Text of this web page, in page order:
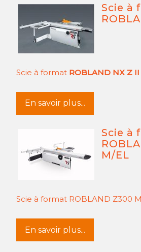
Scie à
Scie à format ROBLAND NX Z II
En savoir plus...
Scie à
M/EL
Scie à format ROBLAND Z300
En savoir plus...